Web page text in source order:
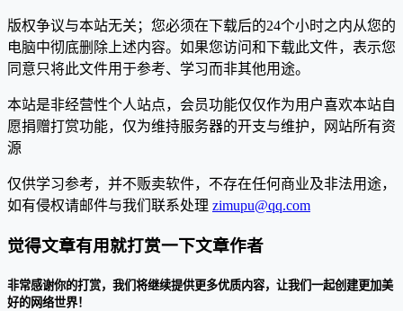
版权争议与本站无关；您必须在下载后的24个小时之内从您的
电脑中彻底删除上述内容。如果您访问和下载此文件，表示您
同意只将此文件用于参考、学习而非其他用途。
本站是非经营性个人站点，会员功能仅仅作为用户喜欢本站自
愿捐赠打赏功能，仅为维持服务器的开支与维护，网站所有资
源
仅供学习参考，并不贩卖软件，不存在任何商业及非法用途，
如有侵权请邮件与我们联系处理 zimupu@qq.com
觉得文章有用就打赏一下文章作者
非常感谢你的打赏，我们将继续提供更多优质内容，让我们一起创建更加美
好的网络世界！